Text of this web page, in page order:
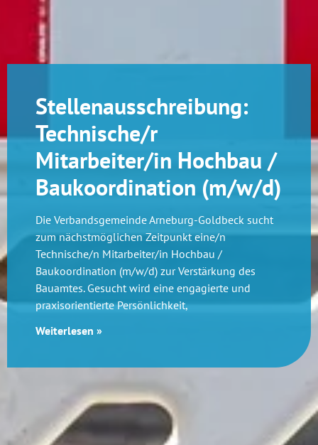
Stellenausschreibung:
Technische/r
Mitarbeiter/in Hochbau /
Baukoordination (m/w/d)
Die Verbandsgemeinde Arneburg-Goldbeck sucht
zum nächstmöglichen Zeitpunkt eine/n
Technische/n Mitarbeiter/in Hochbau /
Baukoordination (m/w/d) zur Verstärkung des
Bauamtes. Gesucht wird eine engagierte und
praxisorientierte Persönlichkeit,
Weiterlesen »